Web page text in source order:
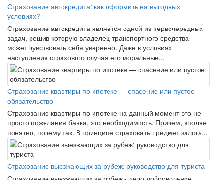
Страхование автокредита: как оформить на выгодных
условиях?
Страхование автокредита является одной из первочередных
задач, решив которую владелец транспортного средства
может чувствовать себя уверенно. Даже в условиях
наступления страхового случая его моральные...
Страхование квартиры по ипотеке — спасение или пустое
обязательство
Страхование квартиры по ипотеке на данный момент это не
просто пожелания банка, это необходимость. Причем, вполне
понятно, почему так. В принципе страховать предмет залога...
Страхование выезжающих за рубеж: руководство для туриста
Страхование выезжающих за рубеж - дело добровольное,